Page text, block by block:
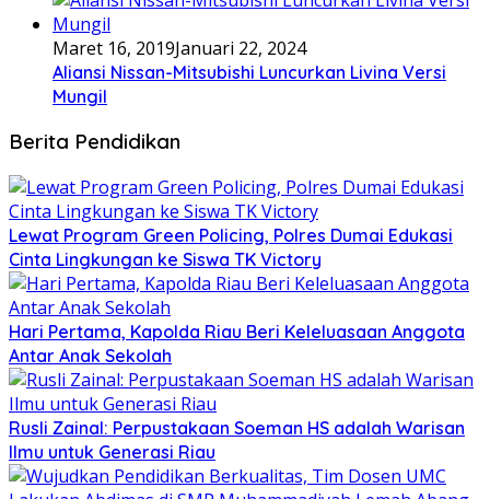
Maret 16, 2019Januari 22, 2024
Aliansi Nissan-Mitsubishi Luncurkan Livina Versi
Mungil
Berita Pendidikan
Lewat Program Green Policing, Polres Dumai Edukasi
Cinta Lingkungan ke Siswa TK Victory
Hari Pertama, Kapolda Riau Beri Keleluasaan Anggota
Antar Anak Sekolah
Rusli Zainal: Perpustakaan Soeman HS adalah Warisan
Ilmu untuk Generasi Riau